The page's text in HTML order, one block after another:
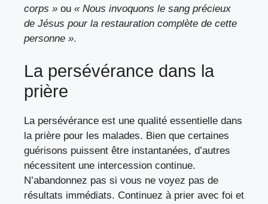
corps » ou « Nous invoquons le sang précieux
de Jésus pour la restauration complète de cette
personne ».
La persévérance dans la
prière
La persévérance est une qualité essentielle dans
la prière pour les malades. Bien que certaines
guérisons puissent être instantanées, d’autres
nécessitent une intercession continue.
N’abandonnez pas si vous ne voyez pas de
résultats immédiats. Continuez à prier avec foi et